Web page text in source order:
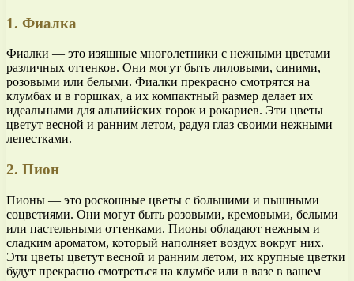
1. Фиалка
Фиалки — это изящные многолетники с нежными цветами
различных оттенков. Они могут быть лиловыми, синими,
розовыми или белыми. Фиалки прекрасно смотрятся на
клумбах и в горшках, а их компактный размер делает их
идеальными для альпийских горок и рокариев. Эти цветы
цветут весной и ранним летом, радуя глаз своими нежными
лепестками.
2. Пион
Пионы — это роскошные цветы с большими и пышными
соцветиями. Они могут быть розовыми, кремовыми, белыми
или пастельными оттенками. Пионы обладают нежным и
сладким ароматом, который наполняет воздух вокруг них.
Эти цветы цветут весной и ранним летом, их крупные цветки
будут прекрасно смотреться на клумбе или в вазе в вашем